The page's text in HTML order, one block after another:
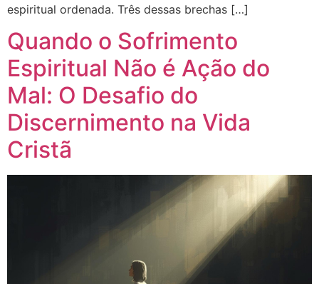
espiritual ordenada. Três dessas brechas […]
Quando o Sofrimento
Espiritual Não é Ação do
Mal: O Desafio do
Discernimento na Vida
Cristã